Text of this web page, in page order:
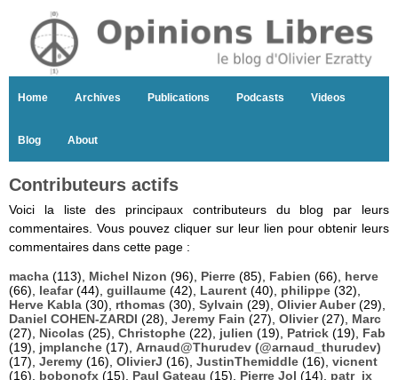
Home Archives Publications Podcasts Videos
Blog About
Contributeurs actifs
Voici la liste des principaux contributeurs du blog par leurs
commentaires. Vous pouvez cliquer sur leur lien pour obtenir leurs
commentaires dans cette page :
macha (113), Michel Nizon (96), Pierre (85), Fabien (66), herve
(66), leafar(44), guillaume (42), Laurent (40), philippe (32),
Herve Kabla (30), rthomas (30), Sylvain (29), Olivier Auber(29),
Daniel COHEN-ZARDI (28), Jeremy Fain (27), Olivier(27), Marc
(27), Nicolas (25), Christophe (22), julien (19), Patrick (19), Fab
(19), jmplanche (17), Arnaud@Thurudev (@arnaud_thurudev)
(17), Jeremy (16), OlivierJ (16), JustinThemiddle (16), vicnent
(16), bobonofx (15), Paul Gateau (15), Pierre Jol (14), patr_ix